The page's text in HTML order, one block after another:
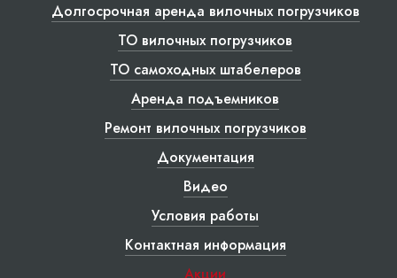
Долгосрочная аренда вилочных погрузчиков
ТО вилочных погрузчиков
ТО самоходных штабелеров
Аренда подъемников
Ремонт вилочных погрузчиков
Документация
Видео
Условия работы
Контактная информация